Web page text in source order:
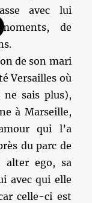
avec lui
de
de son mari
Versailles où
sais plus),
à Marseille,
qui l’a
du parc de
alter ego, sa
avec qui elle
celle-ci est